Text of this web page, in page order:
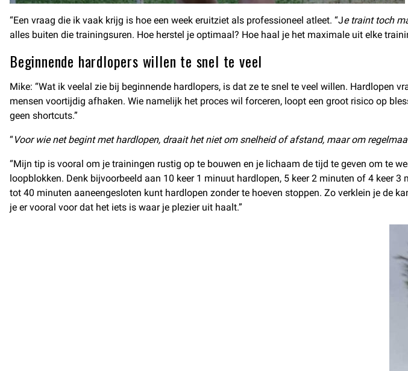
“Een vraag die ik vaak krijg is hoe een week eruitziet als professioneel atleet. “Je traint toch
alles buiten die trainingsuren. Hoe herstel je optimaal? Hoe haal je het maximale uit elke
Beginnende hardlopers willen te snel te veel
Mike: “Wat ik veelal zie bij beginnende hardlopers, is dat ze te snel te veel willen. Hardlopen
mensen voortijdig afhaken. Wie namelijk het proces wil forceren, loopt een groot risico op
geen shortcuts.”
“Voor wie net begint met hardlopen, draait het niet om snelheid of afstand, maar om
“Mijn tip is vooral om je trainingen rustig op te bouwen en je lichaam de tijd te geven om te
loopblokken. Denk bijvoorbeeld aan 10 keer 1 minuut hardlopen, 5 keer 2 minuten of 4 keer
tot 40 minuten aaneengesloten kunt hardlopen zonder te hoeven stoppen. Zo verklein je de
je er vooral voor dat het iets is waar je plezier uit haalt.”